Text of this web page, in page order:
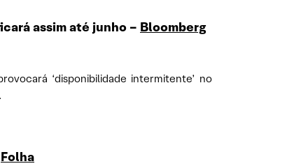
assim até junho – Bloomberg
‘disponibilidade intermitente’ no
Folha